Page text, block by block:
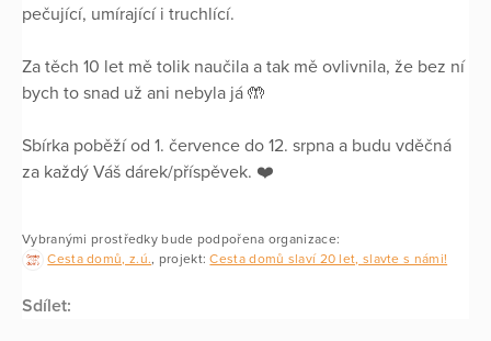
pečující, umírající i truchlící.
Za těch 10 let mě tolik naučila a tak mě ovlivnila, že bez ní
bych to snad už ani nebyla já 🤲
Sbírka poběží od 1. července do 12. srpna a budu vděčná
za každý Váš dárek/příspěvek. ❤️
Vybranými prostředky bude podpořena organizace:
Cesta domů, z.ú., projekt:Cesta domů slaví 20 let, slavte s námi!
Sdílet: